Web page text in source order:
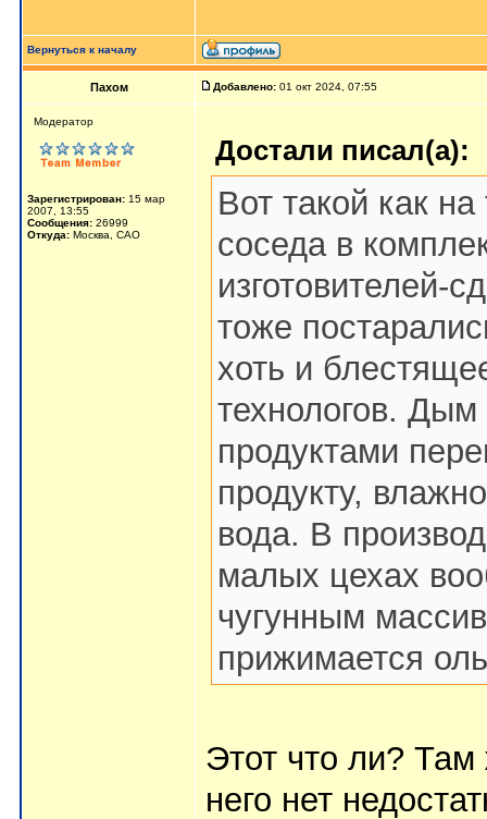
Вернуться к началу
Пахом Добавлено: 01 окт 2024, 07:55
Мoдератор
Зарегистрирован: 15 мар
2007, 13:55
Сообщения: 26999
Откуда: Москва, САО
Достали писал(а):
Вот такой как
соседа в
изготовителей-
тоже
хоть и
технологов.
продуктами
продукту,
вода. В
малых цехах
чугунным
прижимается
Этот что ли?
него нет